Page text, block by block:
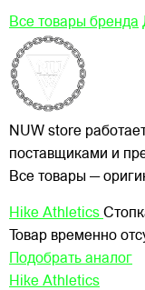
Все товары бренда
NUW store
поставщиками и
Все товары —
Hike Athletics
Товар временно
Подобрать аналог
Hike Athletics